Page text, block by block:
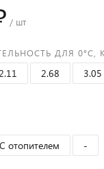
/ шт
ДЛЯ 0°С,
2.68 3.05
С отопителем -